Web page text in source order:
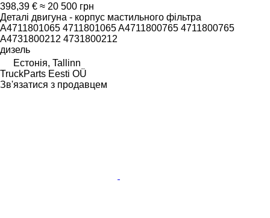
398,39 € ≈ 20 500 грн
Деталі двигуна - корпус мастильного фільтра
A4711801065 4711801065 A4711800765 4711800765
A4731800212 4731800212
дизель
Естонія, Tallinn
TruckParts Eesti OÜ
Зв'язатися з продавцем